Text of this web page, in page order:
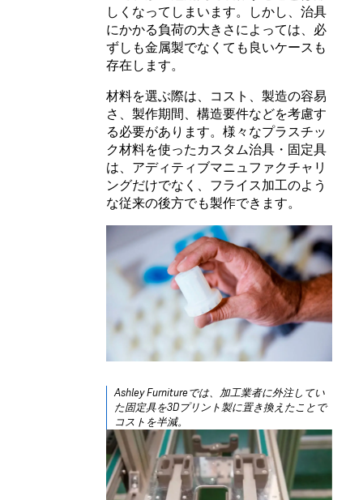
しくなってしまいます。しかし、治具
にかかる負荷の大きさによっては、必
ずしも金属製でなくても良いケースも
存在します。
材料を選ぶ際は、コスト、製造の容易
さ、製作期間、構造要件などを考慮す
る必要があります。様々なプラスチッ
ク材料を使ったカスタム治具・固定具
は、アディティブマニュファクチャリ
ングだけでなく、フライス加工のよう
な従来の後方でも製作できます。
Ashley Furnitureでは、加工業者に外注してい
た固定具を3Dプリント製に置き換えたことで
コストを半減。